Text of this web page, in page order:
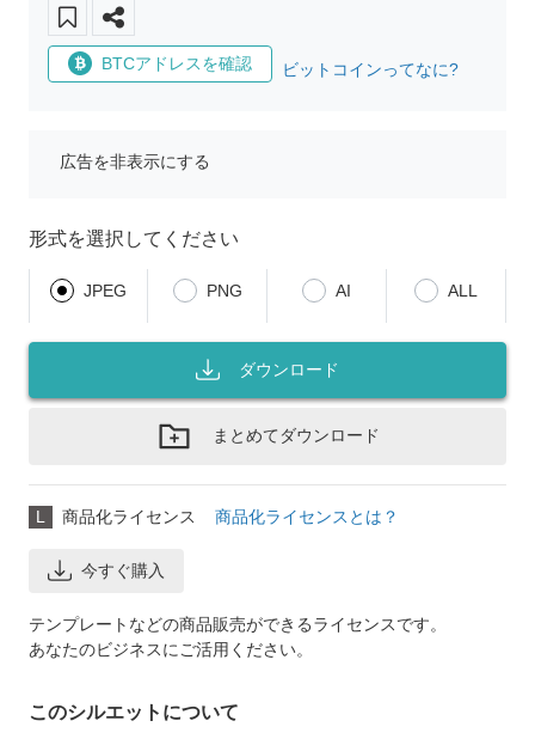
BTCアドレスを確認 ビットコインってなに?
広告を非表示にする
形式を選択してください
JPEG PNG AI ALL
ダウンロード
まとめてダウンロード
L 商品化ライセンス 商品化ライセンスとは？
今すぐ購入
テンプレートなどの商品販売ができるライセンスです。
あなたのビジネスにご活用ください。
このシルエットについて